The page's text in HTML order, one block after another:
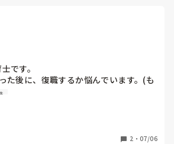
です。
た後に、復職するか悩んでいます。(も
休であることは知っています)
からありました。
ら近いわけではなく、旦那の平日の家
期待できなさそうです。
2 ・ 07/06